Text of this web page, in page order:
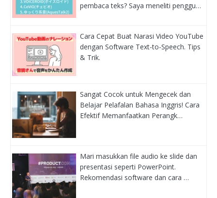
pembaca teks? Saya meneliti penggu…
Cara Cepat Buat Narasi Video YouTube
dengan Software Text-to-Speech. Tips
& Trik.
Sangat Cocok untuk Mengecek dan
Belajar Pelafalan Bahasa Inggris! Cara
Efektif Memanfaatkan Perangk…
Mari masukkan file audio ke slide dan
presentasi seperti PowerPoint.
Rekomendasi software dan cara …